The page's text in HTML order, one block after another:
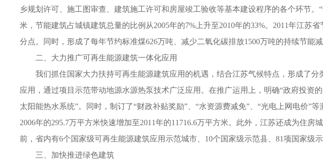
乡规划许可、施工图审查、建筑施工许可和房屋竣工验收等基本建设程序的各个环节
米，节能建筑占城镇建筑总量的比例从2005年的7%上升至2010年的33%。2011年江苏
分点。同时，形成了每年节约标准煤626万吨、减少二氧化碳排放1500万吨的持续节能减
二、大力推广可再生能源建筑一体化应用
我们抓住国家大力扶持可再生能源建筑应用的机遇，结合江苏气候特点，形成了分
应用，通过项目示范带动地源水源热泵技术广泛应用。在推广运用上，明确“政府投资
太阳能热水系统”。同时，制订了“财政补贴奖励”、“水资源费减免”、“光电上网电价
2006年的295.7万平方米快速增加至2011年的11716.6万平方米。此外，江苏还成为住
前，省内有6个国家级可再生能源建筑应用示范城市、10个国家级示范县、81项国家级示
三、加快推进绿色建筑